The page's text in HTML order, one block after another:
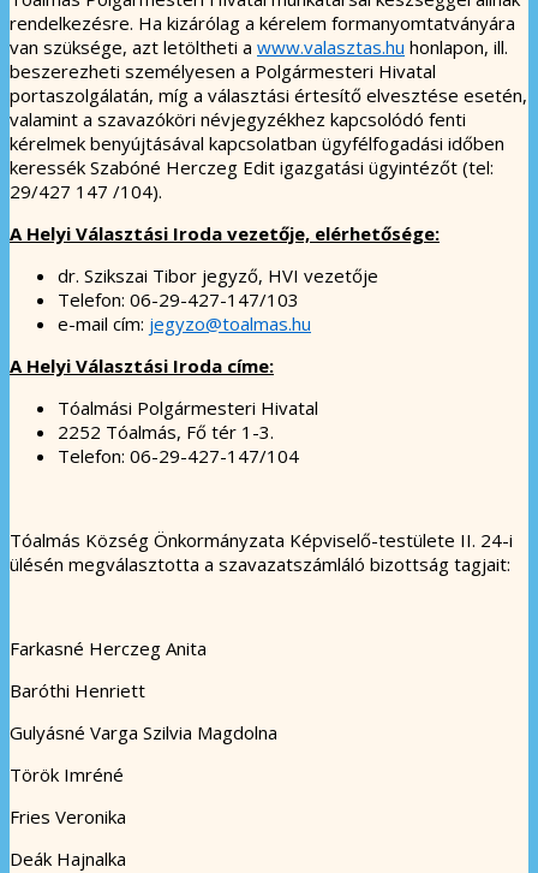
rendelkezésre. Ha kizárólag a kérelem formanyomtatványára
van szüksége, azt letöltheti a www.valasztas.hu honlapon, ill.
beszerezheti személyesen a Polgármesteri Hivatal
portaszolgálatán, míg a választási értesítő elvesztése esetén,
valamint a szavazóköri névjegyzékhez kapcsolódó fenti
kérelmek benyújtásával kapcsolatban ügyfélfogadási időben
keressék Szabóné Herczeg Edit igazgatási ügyintézőt (tel:
29/427 147 /104).
A Helyi Választási Iroda vezetője, elérhetősége:
dr. Szikszai Tibor jegyző, HVI vezetője
Telefon: 06-29-427-147/103
e-mail cím: jegyzo@toalmas.hu
A Helyi Választási Iroda címe:
Tóalmási Polgármesteri Hivatal
2252 Tóalmás, Fő tér 1-3.
Telefon: 06-29-427-147/104
Tóalmás Község Önkormányzata Képviselő-testülete II. 24-i
ülésén megválasztotta a szavazatszámláló bizottság tagjait:
Farkasné Herczeg Anita
Baróthi Henriett
Gulyásné Varga Szilvia Magdolna
Török Imréné
Fries Veronika
Deák Hajnalka